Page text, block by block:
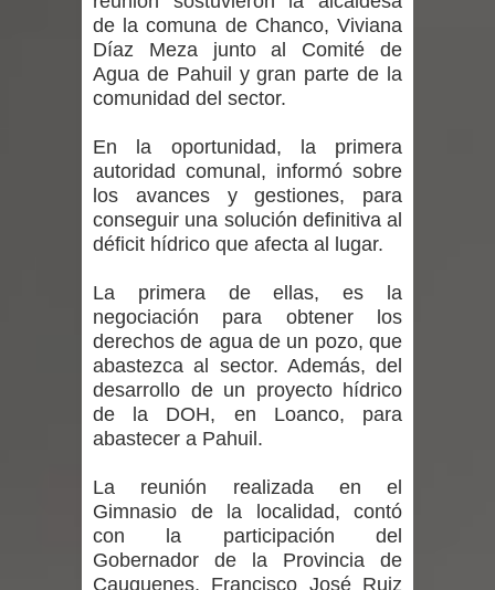
virus respiratorios
Empedrado desarrolló con éxito el
desafío guerreros 2026
Banda linarense Los Remembers
regresa de Brasil tras impulsar un
intercambio musical y pedagógico
con comunidades escolares
Alta positividad en influenza hace que
expertos reiteren llamado a
vacunarse
ministra de Salud por dejar fuera a
Linares: “No dará la cara”
de la comuna de Chanco, Viviana
Díaz Meza junto al Comité de
Agua de Pahuil y gran parte de la
comunidad del sector.
En la oportunidad, la primera
autoridad comunal, informó sobre
los avances y gestiones, para
conseguir una solución definitiva al
déficit hídrico que afecta al lugar.
La primera de ellas, es la
negociación para obtener los
derechos de agua de un pozo, que
abastezca al sector. Además, del
desarrollo de un proyecto hídrico
de la DOH, en Loanco, para
abastecer a Pahuil.
La reunión realizada en el
Gimnasio de la localidad, contó
con la participación del
Gobernador de la Provincia de
Cauquenes, Francisco José Ruiz